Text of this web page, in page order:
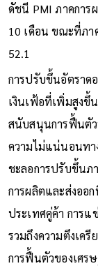
ดัชนี PMI ภาคการ
10 เดือน ขณะที่ภา
52.1
การปรับขึ้นอัตราด
เงินเฟ้อที่เพิ่มสูงขึ้
สนับสนุนการฟื้นตัว
ความไม่แน่นอนทา
ชะลอการปรับขึ้นภ
การผลิตและส่งออ
ประเทศคู่ค้า การ
รวมถึงความตึงเค
การฟื้นตัวของเศร